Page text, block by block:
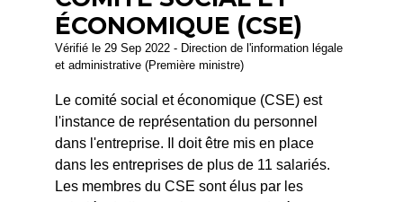
ÉCONOMIQUE (CSE)
Vérifié le 29 Sep 2022 - Direction de l'information légale
et administrative (Première ministre)
Le comité social et économique (CSE) est
l'instance de représentation du personnel
dans l'entreprise. Il doit être mis en place
dans les entreprises de plus de 11 salariés.
Les membres du CSE sont élus par les